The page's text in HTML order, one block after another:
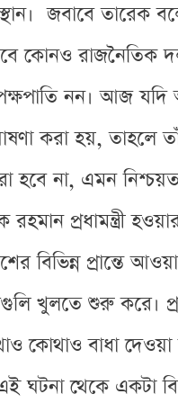
জবাবে তারেক
কোনও রাজনৈতিক
পক্ষপাতি নন। আজ
করা হয়, তাহলে
হবে না, এমন
রহমান প্রধামন্ত্রী
বিভিন্ন প্রান্তে
খুলতে শুরু করে।
কোথাও বাধা দেওয়া
ঘটনা থেকে একটা